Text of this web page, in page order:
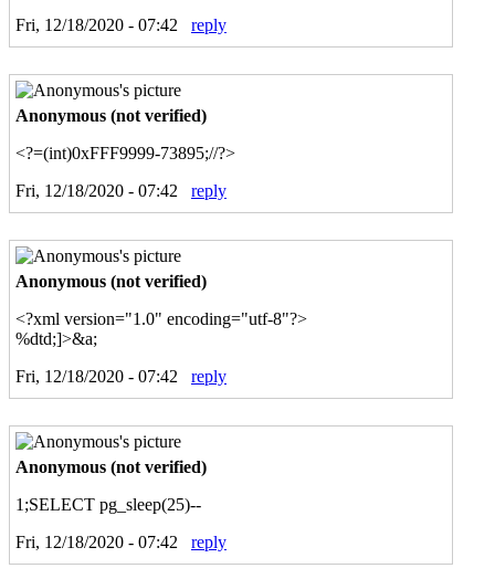
Fri, 12/18/2020 - 07:42
reply
Anonymous (not verified)
<?=(int)0xFFF9999-73895;//?>
Fri, 12/18/2020 - 07:42
reply
Anonymous (not verified)
<?xml version="1.0" encoding="utf-8"?>
%dtd;]>&a;
Fri, 12/18/2020 - 07:42
reply
Anonymous (not verified)
1;SELECT pg_sleep(25)--
Fri, 12/18/2020 - 07:42
reply